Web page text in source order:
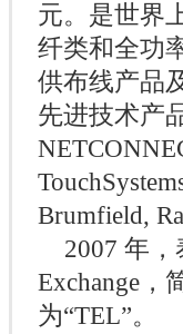
元。是世界
纤类和全功
供布线产品
先进技术产
Brumfield,
2007 年，
Exchange，
为